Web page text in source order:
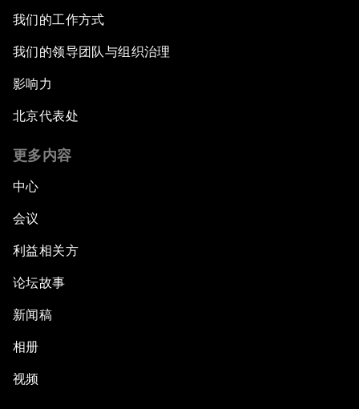
我们的工作方式
我们的领导团队与组织治理
影响力
北京代表处
更多内容
中心
会议
利益相关方
论坛故事
新闻稿
相册
视频